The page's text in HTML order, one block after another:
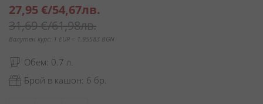
Специална
цена
27,95 €/54,67лв.
31,69 €/61,98лв.
Валутен курс: 1 EUR = 1.95583 BGN
Обем: 0.7 л.
Брой в кашон: 6 бр.